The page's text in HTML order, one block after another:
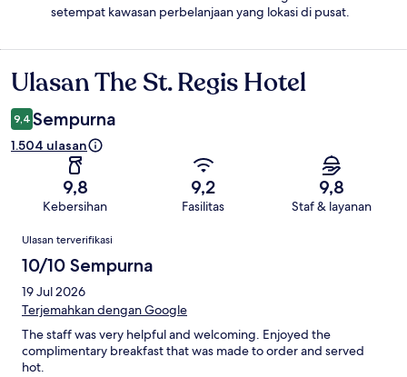
setempat kawasan perbelanjaan yang lokasi di pusat.
Ulasan
Ulasan The St. Regis Hotel
9,4 Sempurna
1.504 ulasan
9,8
Kebersihan
9,2
Fasilitas
9,8
Staf & layanan
Ulasan
Ulasan terverifikasi
10/10 Sempurna
19 Jul 2026
Terjemahkan dengan Google
The staff was very helpful and welcoming. Enjoyed the
complimentary breakfast that was made to order and served
hot.